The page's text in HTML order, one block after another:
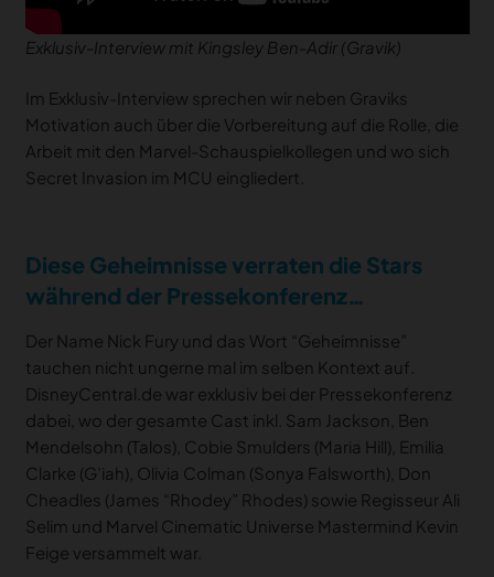
Exklusiv-Interview mit Kingsley Ben-Adir (Gravik)
Im Exklusiv-Interview sprechen wir neben Graviks
Motivation auch über die Vorbereitung auf die Rolle, die
Arbeit mit den Marvel-Schauspielkollegen und wo sich
Secret Invasion im MCU eingliedert.
Diese Geheimnisse verraten die Stars
während der Pressekonferenz…
Der Name Nick Fury und das Wort “Geheimnisse”
tauchen nicht ungerne mal im selben Kontext auf.
DisneyCentral.de war exklusiv bei der Pressekonferenz
dabei, wo der gesamte Cast inkl. Sam Jackson, Ben
Mendelsohn (Talos), Cobie Smulders (Maria Hill), Emilia
Clarke (G’iah), Olivia Colman (Sonya Falsworth), Don
Cheadles (James “Rhodey” Rhodes) sowie Regisseur Ali
Selim und Marvel Cinematic Universe Mastermind Kevin
Feige versammelt war.